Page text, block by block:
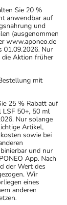
Sie 20 %
anwendbar auf
und
(ausgenommen
www.aponeo.de
01.09.2026. Nur
die Aktion früher
mit
25 % Rabatt auf
LSF 50+, 50 ml
Nur solange
Artikel,
sowie bei
und nur
App. Nach
der Wert des
Wir
eines
anderen